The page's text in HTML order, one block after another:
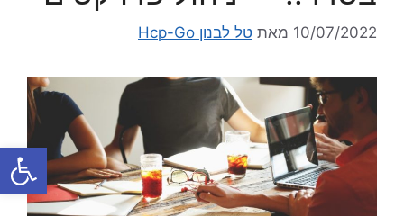
פתח
10/07/2022 מאת טל לבנון Hcp-Go